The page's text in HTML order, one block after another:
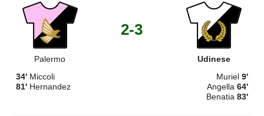
Palermo
2-3
Udinese
34' Miccoli
81' Hernandez
Muriel 9'
Angella 64'
Benatia 83'